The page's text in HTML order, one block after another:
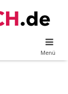
Menü